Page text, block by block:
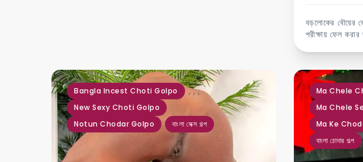
বড়লোকের বৌয়ের
পরীক্ষায় ফেল
Bangla Incest Choti Golpo ,
New Sexy Choti Golpo
,
Notun Chodar Golpo
,
বাংলা সেক্স গল্প
Ma Chele
Ma Chele
Ma Ke
বাংলা চোদার গল্প